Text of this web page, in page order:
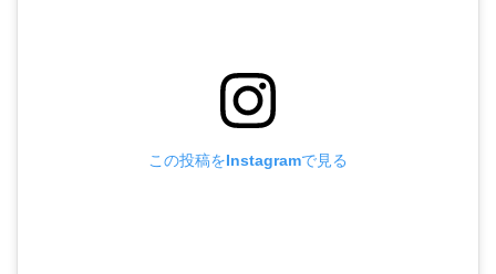
この投稿をInstagramで見る